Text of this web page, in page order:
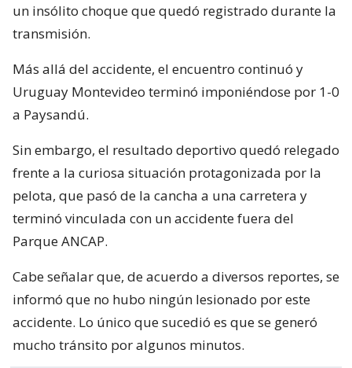
un insólito choque que quedó registrado durante la
transmisión.
Más allá del accidente, el encuentro continuó y
Uruguay Montevideo terminó imponiéndose por 1-0
a Paysandú.
Sin embargo, el resultado deportivo quedó relegado
frente a la curiosa situación protagonizada por la
pelota, que pasó de la cancha a una carretera y
terminó vinculada con un accidente fuera del
Parque ANCAP.
Cabe señalar que, de acuerdo a diversos reportes, se
informó que no hubo ningún lesionado por este
accidente. Lo único que sucedió es que se generó
mucho tránsito por algunos minutos.